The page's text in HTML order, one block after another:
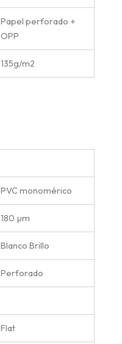
Papel perforado +
OPP
135g/m2
PVC monomérico
180 µm
Blanco Brillo
Perforado
Flat